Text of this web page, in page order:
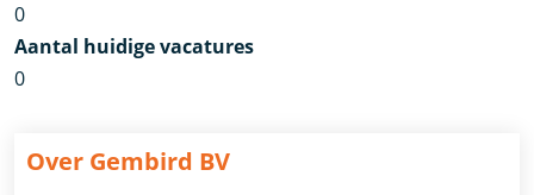
0
Aantal huidige vacatures
0
Over Gembird BV